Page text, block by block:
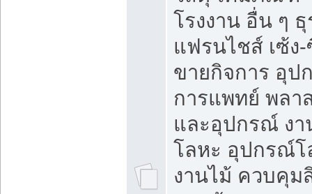
โรงงาน อื่น ๆ
แฟรนไชส์ เซ้ง
ขายกิจการ อุป
การแพทย์ พลา
และอุปกรณ์ งา
โลหะ อุปกรณ์โ
งานไม้ ควบคุม